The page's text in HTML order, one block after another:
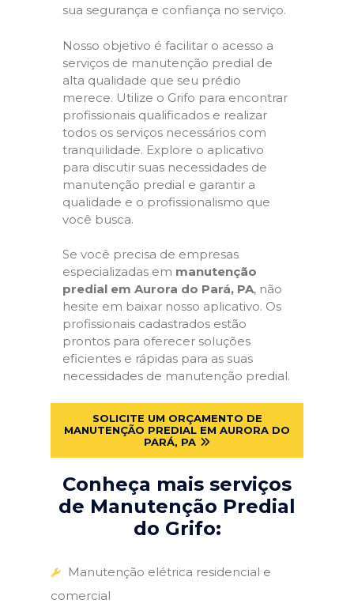
sua segurança e confiança no serviço.
Nosso objetivo é facilitar o acesso a
serviços de manutenção predial de
alta qualidade que seu prédio
merece. Utilize o Grifo para encontrar
profissionais qualificados e realizar
todos os serviços necessários com
tranquilidade. Explore o aplicativo
para discutir suas necessidades de
manutenção predial e garantir a
qualidade e o profissionalismo que
você busca.
Se você precisa de empresas
especializadas em manutenção
predial em Aurora do Pará, PA, não
hesite em baixar nosso aplicativo. Os
profissionais cadastrados estão
prontos para oferecer soluções
eficientes e rápidas para as suas
necessidades de manutenção predial.
SOLICITE UM ORÇAMENTO DE
MANUTENÇÃO PREDIAL EM AURORA DO
PARÁ, PA
Conheça mais serviços
de Manutenção Predial
do Grifo:
Manutenção elétrica residencial e
comercial